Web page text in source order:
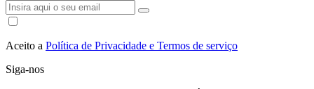
Aceito a Política de Privacidade e Termos de serviço
Siga-nos